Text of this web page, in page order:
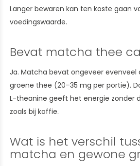
Langer bewaren kan ten koste gaan
voedingswaarde.
Bevat matcha thee
Ja. Matcha bevat ongeveer evenveel
groene thee (20–35 mg per portie).
L-theanine geeft het energie zonder
zoals bij koffie.
Wat is het verschil
matcha en gewone